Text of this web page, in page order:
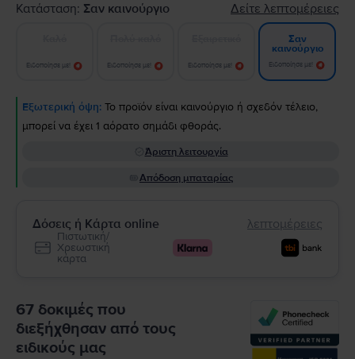
Κατάσταση: Σαν καινούργιο Δείτε λεπτομέρειες
Ειδοποίησε με! Ειδοποίησε με! Ειδοποίησε με!
Σαν
καινούργιο
Ειδοποίησε με!
Εξωτερική όψη: Το προϊόν είναι καινούργιο ή σχεδόν τέλειο,
μπορεί να έχει 1 αόρατο σημάδι φθοράς.
Άριστη λειτουργία
Απόδοση μπαταρίας
Δόσεις ή Κάρτα online λεπτομέρειες
Πιστωτική/
Χρεωστική
κάρτα
67 δοκιμές που
διεξήχθησαν από τους
ειδικούς μας